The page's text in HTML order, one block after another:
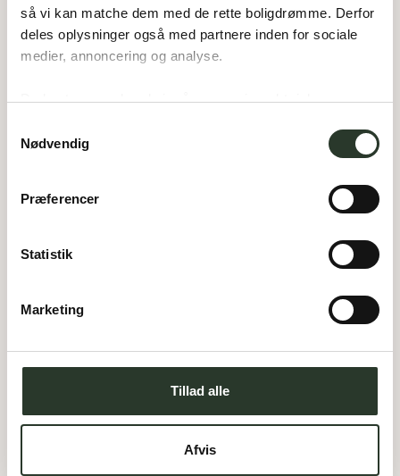
så vi kan matche dem med de rette boligdrømme. Derfor
deles oplysninger også med partnere inden for sociale
medier, annoncering og analyse.
Du bestemmer, hvad vi må gemme i værktøjskassen –
Nødvendig
Præferencer
Statistik
Marketing
Tillad alle
Afvis
5792Årslev
Areal:169m²
Værelser:4